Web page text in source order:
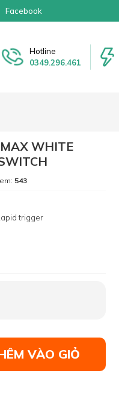
Facebook
Hotline
0349.296.461
WHITE
543
trigger
VÀO GIỎ